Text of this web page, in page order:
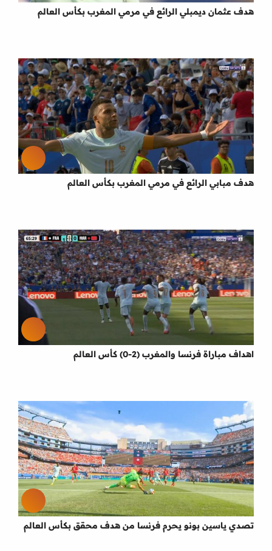
هدف عثمان ديمبلي الرائع في مرمي المغرب بكأس العالم
هدف مبابي الرائع في مرمي المغرب بكأس العالم
اهداف مباراة فرنسا والمغرب (2-0) كأس العالم
تصدي ياسين بونو يحرم فرنسا من هدف محقق بكأس العالم